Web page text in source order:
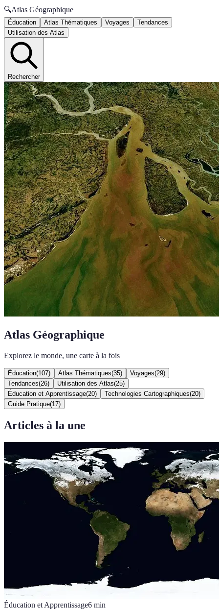
🔍Atlas Géographique
Éducation Atlas Thématiques Voyages
Tendances
Utilisation des Atlas
Rechercher
Atlas Géographique
Explorez le monde, une carte à la fois
Éducation(107) Atlas Thématiques(35) Voyages(29)
Tendances(26) Utilisation des Atlas(25)
Éducation et Apprentissage(20) Technologies Cartographiques(20)
Guide Pratique(17)
Articles à la une
Éducation et Apprentissage6 min